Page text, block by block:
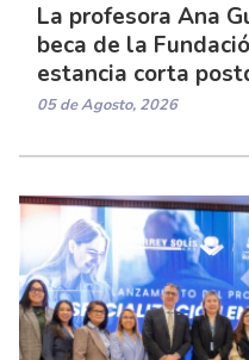
La profesora Ana
beca de la
estancia corta
05 de Agosto, 2026